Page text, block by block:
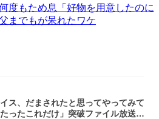
度もため息「好物を用意したのに
までもが呆れたワケ
ス、だまされたと思ってやってみて
たったこれだけ」突破ファイル放送で